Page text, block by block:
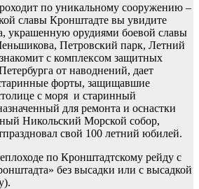
по уникальному сооружению –
славы Кронштадте вы увидите
украшенную орудиями боевой славы
Петровский парк, Летний
с комплексом защитных
от наводнений, дает
форты, защищавшие
с моря и старинный
для ремонта и оснастки
Никольский Морской собор,
свой 100 летний юбилей.
по Кронштадтскому рейду с
без высадки или с высадкой